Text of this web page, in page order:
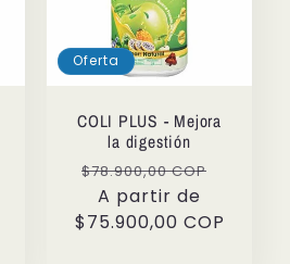
Oferta
COLI PLUS - Mejora
la digestión
Precio
habitual
$78.900,00 COP
oferta
A partir de
$75.900,00 COP